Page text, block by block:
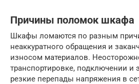
Причины поломок шкафа
Шкафы ломаются по разным
неаккуратного обращения и
износом материалов.
транспортировке, подключении и
резкие перепады напряжения в